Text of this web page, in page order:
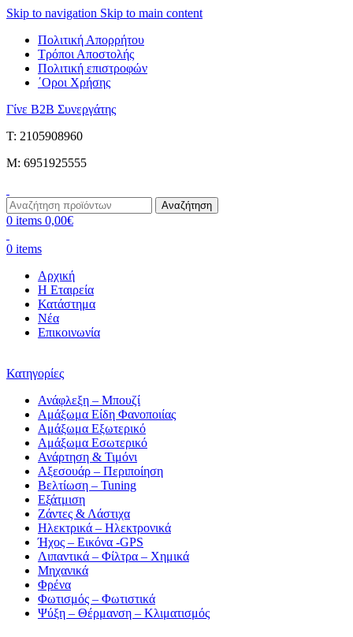
Skip to navigation Skip to main content
Πολιτική Απορρήτου
Τρόποι Αποστολής
Πολιτική επιστροφών
΄Οροι Χρήσης
Γίνε B2B Συνεργάτης
Τ: 2105908960
M: 6951925555
Αναζήτηση
0 items 0,00€
0 items
Αρχική
Η Εταιρεία
Κατάστημα
Νέα
Επικοινωνία
Κατηγορίες
Ανάφλεξη – Μπουζί
Αμάξωμα Είδη Φανοποιίας
Αμάξωμα Εξωτερικό
Αμάξωμα Εσωτερικό
Ανάρτηση & Τιμόνι
Αξεσουάρ – Περιποίηση
Βελτίωση – Tuning
Εξάτμιση
Ζάντες & Λάστιχα
Ηλεκτρικά – Ηλεκτρονικά
Ήχος – Εικόνα -GPS
Λιπαντικά – Φίλτρα – Χημικά
Μηχανικά
Φρένα
Φωτισμός – Φωτιστικά
Ψύξη – Θέρμανση – Κλιματισμός